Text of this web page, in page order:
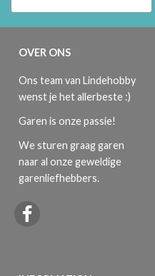
OVER ONS
Ons team van Lindehobby
wenst je het allerbeste :)
Garen is onze passie!
We sturen graag garen
naar al onze geweldige
garenliefhebbers.